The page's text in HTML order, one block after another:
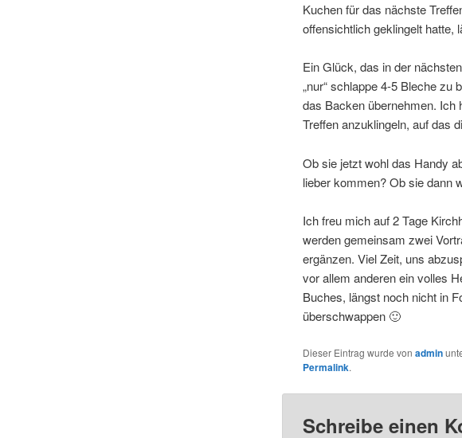
Kuchen für das nächste
offensichtlich geklingelt hatte,
Ein Glück, das in der
„nur“ schlappe 4-5 Bleche zu
das Backen übernehmen. Ich
Treffen anzuklingeln, auf das
Ob sie jetzt wohl das Handy
lieber kommen? Ob sie dann
Ich freu mich auf 2 Tage
werden gemeinsam zwei
ergänzen. Viel Zeit, uns
vor allem anderen ein volles
Buches, längst noch nicht in
überschwappen 🙂
Dieser Eintrag wurde von admin
Permalink.
Schreibe einen